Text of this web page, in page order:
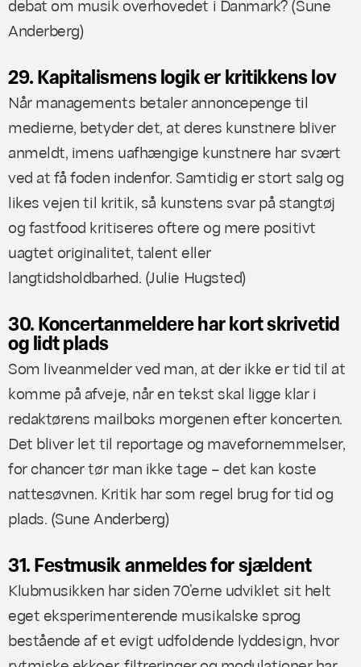
debat om musik overhovedet i Danmark? (Sune
Anderberg)
29. Kapitalismens logik er kritikkens lov
Når managements betaler annoncepenge til
medierne, betyder det, at deres kunstnere bliver
anmeldt, imens uafhængige kunstnere har svært
ved at få foden indenfor. Samtidig er stort salg og
likes vejen til kritik, så kunstens svar på stangtøj
og fastfood kritiseres oftere og mere positivt
uagtet originalitet, talent eller
langtidsholdbarhed. (Julie Hugsted)
30. Koncertanmeldere har kort skrivetid
og lidt plads
Som liveanmelder ved man, at der ikke er tid til at
komme på afveje, når en tekst skal ligge klar i
redaktørens mailboks morgenen efter koncerten.
Det bliver let til reportage og mavefornemmelser,
for chancer tør man ikke tage – det kan koste
nattesøvnen. Kritik har som regel brug for tid og
plads. (Sune Anderberg)
31. Festmusik anmeldes for sjældent
Klubmusikken har siden 70’erne udviklet sit helt
eget eksperimenterende musikalske sprog
bestående af et evigt udfoldende lyddesign, hvor